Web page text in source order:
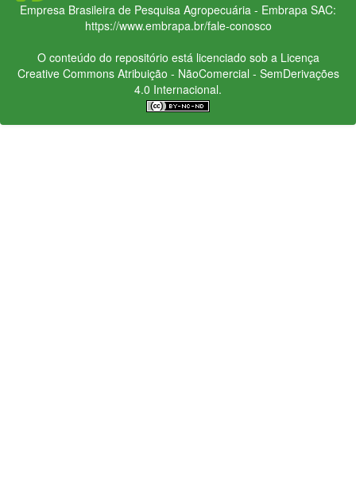
Empresa Brasileira de Pesquisa Agropecuária - Embrapa SAC:
https://www.embrapa.br/fale-conosco
O conteúdo do repositório está licenciado sob a Licença
Creative CommonsAtribuição - NãoComercial - SemDerivações
4.0 Internacional.